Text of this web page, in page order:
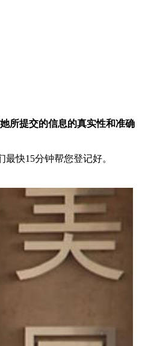
所提交的信息的真实性和准确
快15分钟帮您登记好。